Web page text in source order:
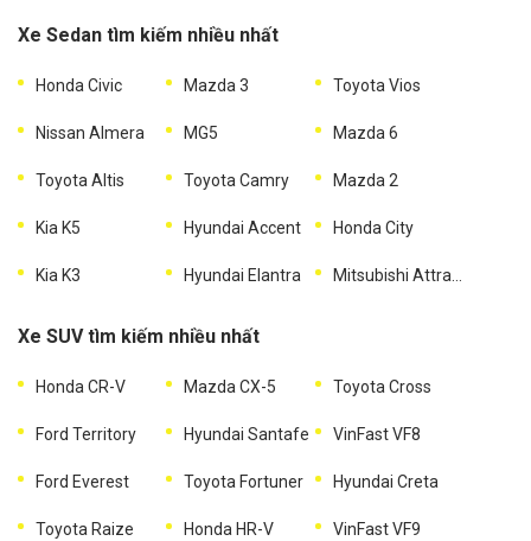
Xe Sedan tìm kiếm nhiều nhất
Honda Civic Mazda 3 Toyota Vios
Nissan Almera MG5 Mazda 6
Toyota Altis Toyota Camry Mazda 2
Kia K5 Hyundai Accent Honda City
Kia K3 Hyundai Elantra
Xe SUV tìm kiếm nhiều nhất
Honda CR-V Mazda CX-5 Toyota Cross
Ford Territory Hyundai Santafe VinFast VF8
Ford Everest Toyota Fortuner Hyundai Creta
Toyota Raize Honda HR-V VinFast VF9